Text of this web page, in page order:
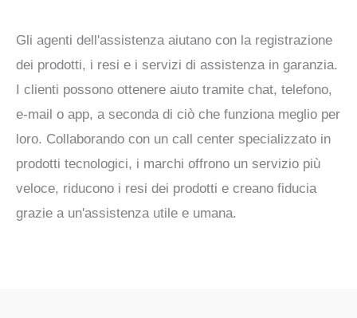
Gli agenti dell'assistenza aiutano con la registrazione
dei prodotti, i resi e i servizi di assistenza in garanzia.
I clienti possono ottenere aiuto tramite chat, telefono,
e-mail o app, a seconda di ciò che funziona meglio per
loro. Collaborando con un call center specializzato in
prodotti tecnologici, i marchi offrono un servizio più
veloce, riducono i resi dei prodotti e creano fiducia
grazie a un'assistenza utile e umana.